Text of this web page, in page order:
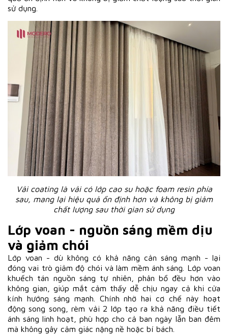
sử dụng.
Vải coating là vải có lớp cao su hoặc foam resin phía
sau, mang lại hiệu quả ổn định hơn và không bị giảm
chất lượng sau thời gian sử dụng
Lớp voan - nguồn sáng mềm dịu
và giảm chói
Lớp voan - dù không có khả năng cản sáng mạnh - lại
đóng vai trò giảm độ chói và làm mềm ánh sáng. Lớp voan
khuếch tán nguồn sáng tự nhiên, phân bổ đều hơn vào
không gian, giúp mắt cảm thấy dễ chịu ngay cả khi cửa
kính hướng sáng mạnh. Chính nhờ hai cơ chế này hoạt
động song song, rèm vải 2 lớp tạo ra khả năng điều tiết
ánh sáng linh hoạt, phù hợp cho cả ban ngày lẫn ban đêm
mà không gây cảm giác nặng nề hoặc bí bách.